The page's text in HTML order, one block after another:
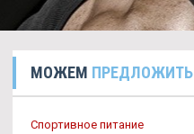
МОЖЕМ ПРЕДЛОЖИТЬ
Спортивное питание